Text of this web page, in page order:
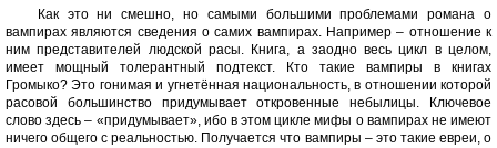
Как это ни смешно, но самыми большими проблемами романа о
вампирах являются сведения о самих вампирах. Например – отношение к
ним представителей людской расы. Книга, а заодно весь цикл в целом,
имеет мощный толерантный подтекст. Кто такие вампиры в книгах
Громыко? Это гонимая и угнетённая национальность, в отношении которой
расовой большинство придумывает откровенные небылицы. Ключевое
слово здесь – «придумывает», ибо в этом цикле мифы о вампирах не имеют
ничего общего с реальностью. Получается что вампиры – это такие евреи, о